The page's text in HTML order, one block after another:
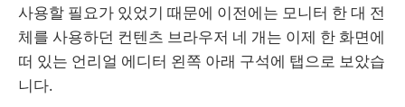
사용할 필요가 있었기 때문에 이전에는 모니터 한 대 전
체를 사용하던 컨텐츠 브라우저 네 개는 이제 한 화면에
떠 있는 언리얼 에디터 왼쪽 아래 구석에 탭으로 보았습
니다.